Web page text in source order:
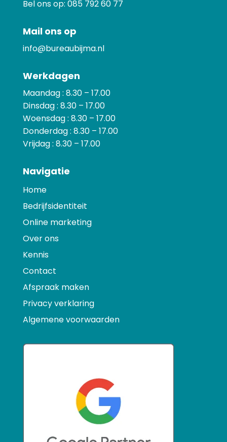
Bel ons op: 085 792 60 77
Mail ons op
info@bureaubijma.nl
Werkdagen
Maandag : 8.30 – 17.00
Dinsdag : 8.30 – 17.00
Woensdag : 8.30 – 17.00
Donderdag : 8.30 – 17.00
Vrijdag : 8.30 – 17.00
Navigatie
Home
Bedrijfsidentiteit
Online marketing
Over ons
Kennis
Contact
Afspraak maken
Privacy verklaring
Algemene voorwaarden